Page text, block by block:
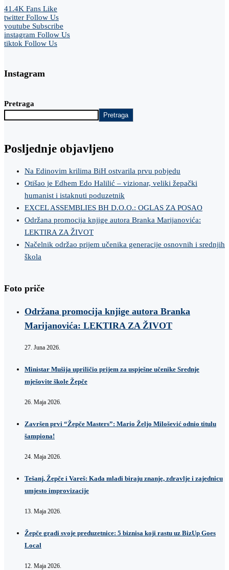
41.4K Fans Like
twitter Follow Us
youtube Subscribe
instagram Follow Us
tiktok Follow Us
Instagram
Pretraga
Pretraga
Posljednje objavljeno
Na Edinovim krilima BiH ostvarila prvu pobjedu
Otišao je Edhem Edo Halilić – vizionar, veliki žepački
humanist i istaknuti poduzetnik
EXCEL ASSEMBLIES BH D.O.O.: OGLAS ZA POSAO
Održana promocija knjige autora Branka Marijanovića:
LEKTIRA ZA ŽIVOT
Načelnik održao prijem učenika generacije osnovnih i srednjih
škola
Foto priče
Održana promocija knjige autora Branka
Marijanovića: LEKTIRA ZA ŽIVOT
27. Juna 2026.
Ministar Mušija upriličio prijem za uspješne učenike Srednje
mješovite škole Žepče
26. Maja 2026.
Završen prvi “Žepče Masters”: Mario Željo Milošević odnio titulu
šampiona!
24. Maja 2026.
Tešanj, Žepče i Vareš: Kada mladi biraju znanje, zdravlje i zajednicu
umjesto improvizacije
13. Maja 2026.
Žepče gradi svoje preduzetnice: 5 biznisa koji rastu uz BizUp Goes
Local
12. Maja 2026.